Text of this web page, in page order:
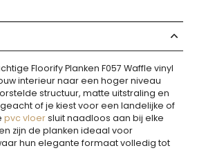
Floorify Planken F057 Waffle vinyl
interieur naar een hoger niveau
structuur, matte uitstraling en
of je kiest voor een landelijke of
pvc vloersluit naadloos aan bij elke
zijn de planken ideaal voor
hun elegante formaat volledig tot